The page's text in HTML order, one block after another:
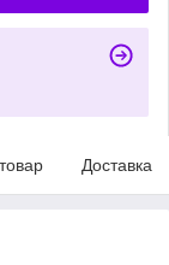
Доставка